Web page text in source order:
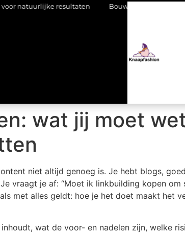
resultaten Bouwen aan een luxueuze
wat jij moet
niet altijd genoeg is. Je hebt blogs,
vraagt je af: “Moet ik linkbuilding kopen
met alles geldt: hoe je het doet maakt het
wat de voor- en nadelen zijn, welke